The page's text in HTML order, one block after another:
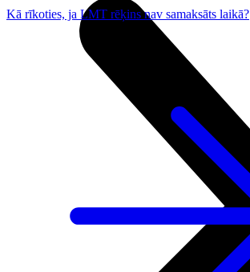
Kā rīkoties, ja LMT rēķins nav samaksāts laikā?